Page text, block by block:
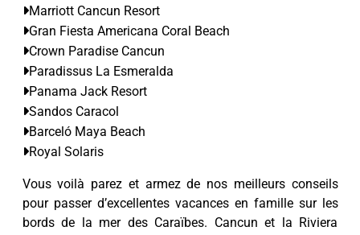
Marriott Cancun Resort
Gran Fiesta Americana Coral Beach
Crown Paradise Cancun
Paradissus La Esmeralda
Panama Jack Resort
Sandos Caracol
Barceló Maya Beach
Royal Solaris
Vous voilà parez et armez de nos meilleurs conseils
pour passer d’excellentes vacances en famille sur les
bords de la mer des Caraïbes. Cancun et la Riviera